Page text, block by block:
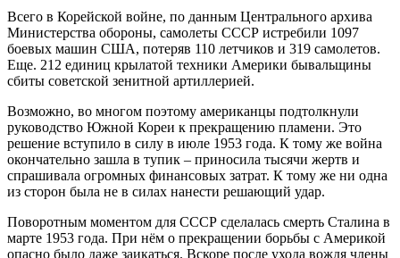
Всего в Корейской войне, по данным Центрального архива
Министерства обороны, самолеты СССР истребили 1097
боевых машин США, потеряв 110 летчиков и 319 самолетов.
Еще. 212 единиц крылатой техники Америки бывальщины
сбиты советской зенитной артиллерией.
Возможно, во многом поэтому американцы подтолкнули
руководство Южной Кореи к прекращению пламени. Это
решение вступило в силу в июле 1953 года. К тому же война
окончательно зашла в тупик – приносила тысячи жертв и
спрашивала огромных финансовых затрат. К тому же ни одна
из сторон была не в силах нанести решающий удар.
Поворотным моментом для СССР сделалась смерть Сталина в
марте 1953 года. При нём о прекращении борьбы с Америкой
опасно было даже заикаться. Вскоре после ухода вождя члены